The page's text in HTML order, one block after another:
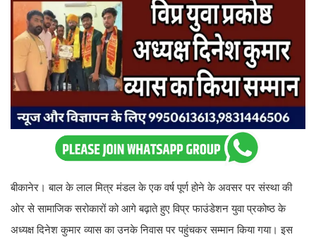
बीकानेर। बाल के लाल मित्र मंडल के एक वर्ष पूर्ण होने के अवसर पर संस्था की
ओर से सामाजिक सरोकारों को आगे बढ़ाते हुए विप्र फाउंडेशन युवा प्रकोष्ठ के
अध्यक्ष दिनेश कुमार व्यास का उनके निवास पर पहुंचकर सम्मान किया गया। इस